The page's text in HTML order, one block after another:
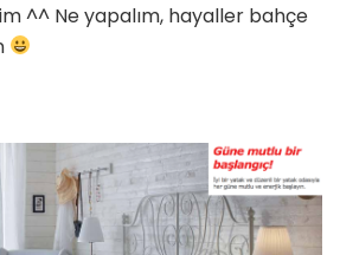
^^ Ne yapalım, hayaller bahçe